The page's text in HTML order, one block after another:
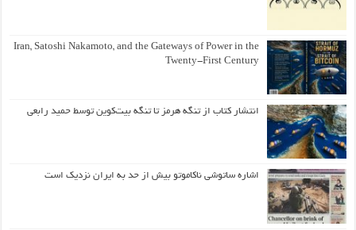
Iran, Satoshi Nakamoto, and the Gateways of Power in the
Twenty-First Century
انتشار کتاب از تنگه هرمز تا تنگه بیت‌کوین توسط حمید رابعی
اشاره ساتوشی ناکاموتو بیش از حد به ایران نزدیک است